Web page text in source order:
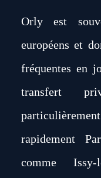
Orly est
européens et
fréquentes en
transfert
rapidement
comme Issy-